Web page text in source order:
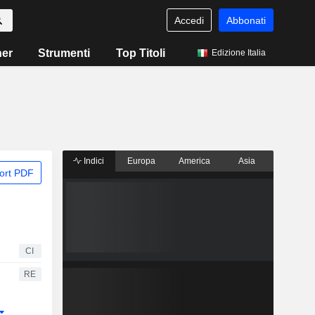
Accedi Abbonati
Strumenti Top Titoli Edizione Italia
PDF
CI
RE
Indici Europa America Asia